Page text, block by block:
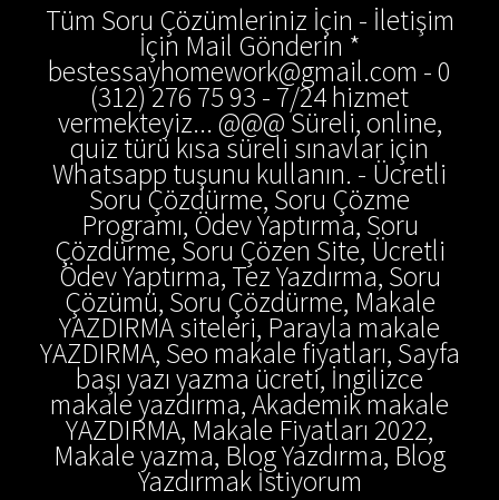
Tüm Soru Çözümleriniz İçin - İletişim
İçin Mail Gönderin *
bestessayhomework@gmail.com - 0
(312) 276 75 93 - 7/24 hizmet
vermekteyiz... @@@ Süreli, online,
quiz türü kısa süreli sınavlar için
Whatsapp tuşunu kullanın. - Ücretli
Soru Çözdürme, Soru Çözme
Programı, Ödev Yaptırma, Soru
Çözdürme, Soru Çözen Site, Ücretli
Ödev Yaptırma, Tez Yazdırma, Soru
Çözümü, Soru Çözdürme, Makale
YAZDIRMA siteleri, Parayla makale
YAZDIRMA, Seo makale fiyatları, Sayfa
başı yazı yazma ücreti, İngilizce
makale yazdırma, Akademik makale
YAZDIRMA, Makale Fiyatları 2022,
Makale yazma, Blog Yazdırma, Blog
Yazdırmak İstiyorum